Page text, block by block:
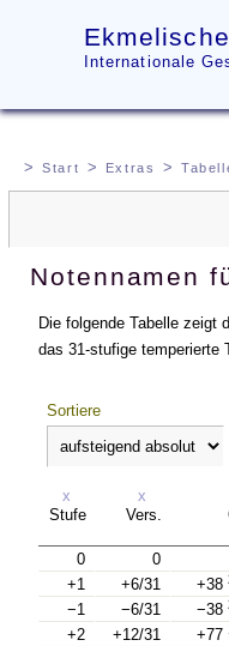
Internationale
Start Extras
Notennamen
Die folgende Tabelle zeigt
das 31-stufige temperierte
Sortiere
x
Stufe
x
Vers.
0 0
+1
+6/31 +38
−1
−6/31 −38
+2
+12/31 +77